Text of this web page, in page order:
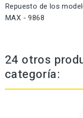
Repuesto de los
MAX - 9868
24 otros
categoría: